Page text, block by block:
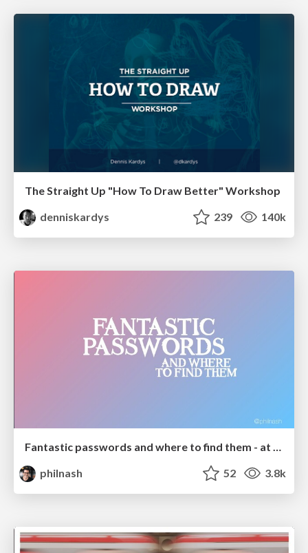
The Straight Up "How To Draw Better" Workshop
denniskardys
239 140k
Fantastic passwords and where to find them - at NoRuKo
philnash
52 3.8k